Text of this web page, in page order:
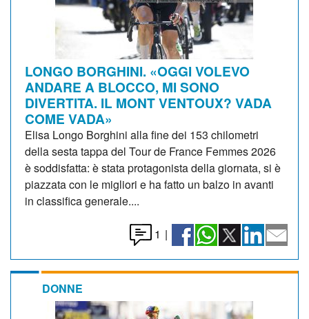
LONGO BORGHINI. «OGGI VOLEVO
ANDARE A BLOCCO, MI SONO
DIVERTITA. IL MONT VENTOUX? VADA
COME VADA»
Elisa Longo Borghini alla fine dei 153 chilometri
della sesta tappa del Tour de France Femmes 2026
è soddisfatta: è stata protagonista della giornata, si è
piazzata con le migliori e ha fatto un balzo in avanti
in classifica generale....
1 |
DONNE